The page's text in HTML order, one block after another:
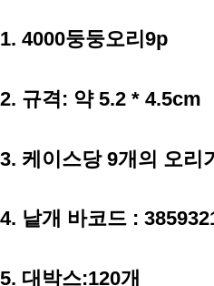
1. 4000둥둥오리9p
2. 규격 : 약 5.2 * 4.5cm
3. 케이스당 9개의 오리
4. 낱개 바코드 :
5. 대박스:120개